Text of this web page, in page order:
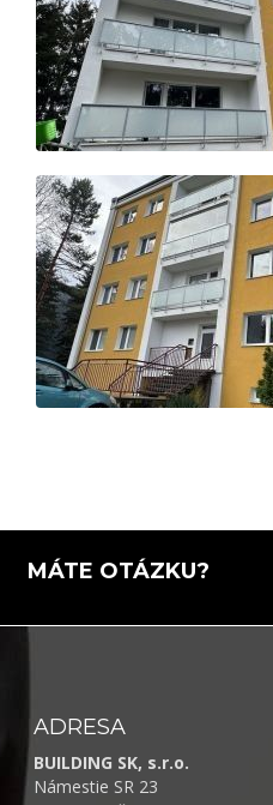
MÁTE OTÁZKU?
ADRESA
BUILDING SK, s.r.o.
Námestie SR 23